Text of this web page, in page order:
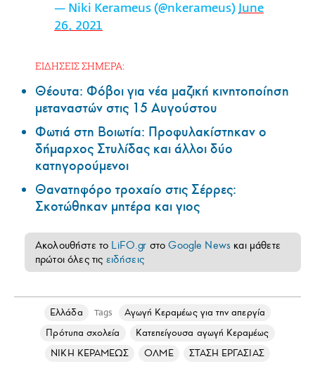
— Niki Kerameus (@nkerameus) June
26, 2021
ΕΙΔΗΣΕΙΣ ΣΗΜΕΡΑ:
Θέουτα: Φόβοι για νέα μαζική κινητοποίηση
μεταναστών στις 15 Αυγούστου
Φωτιά στη Βοιωτία: Προφυλακίστηκαν ο
δήμαρχος Στυλίδας και άλλοι δύο
κατηγορούμενοι
Θανατηφόρο τροχαίο στις Σέρρες:
Σκοτώθηκαν μητέρα και γιος
Ακολουθήστε το LiFO.gr στοGoogle News και μάθετε
πρώτοι όλες τις ειδήσεις
Ελλάδα Tags
Αγωγή Κεραμέως για την απεργία
Πρότυπα σχολεία
Κατεπείγουσα αγωγή Κεραμέως
ΝΙΚΗ ΚΕΡΑΜΕΩΣ
ΟΛΜΕ ΣΤΑΣΗ ΕΡΓΑΣΙΑΣ